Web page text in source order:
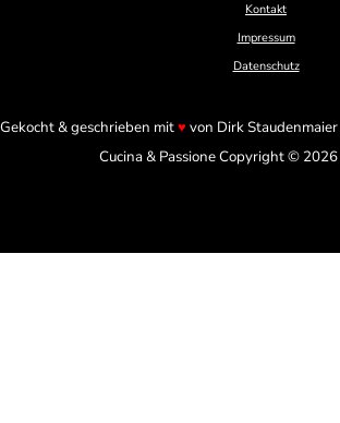
Kontakt
Impressum
Datenschutz
Gekocht & geschrieben mit♥ von Dirk Staudenmaier
Cucina & Passione Copyright © 2026